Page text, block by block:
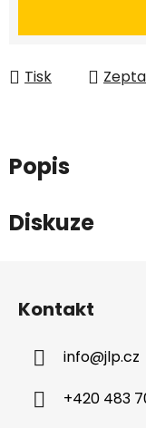
Tisk
Popis
Diskuze
Kontakt
info@jlp.cz
+420 483